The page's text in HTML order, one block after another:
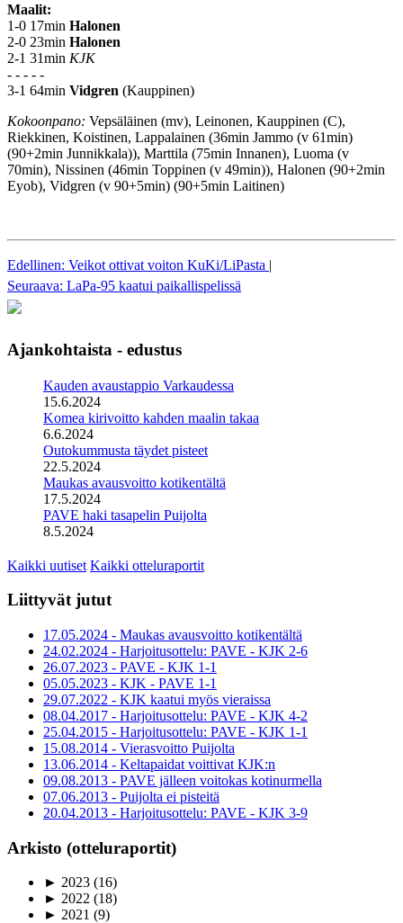
Maalit:
1-0 17min Halonen
2-0 23min Halonen
2-1 31min KJK
- - - - -
3-1 64min Vidgren (Kauppinen)
Kokoonpano: Vepsäläinen (mv), Leinonen, Kauppinen (C),
Riekkinen, Koistinen, Lappalainen (36min Jammo (v 61min)
(90+2min Junnikkala)), Marttila (75min Innanen), Luoma (v
70min), Nissinen (46min Toppinen (v 49min)), Halonen (90+2min
Eyob), Vidgren (v 90+5min) (90+5min Laitinen)
Edellinen: Veikot ottivat voiton KuKi/LiPasta |
Seuraava: LaPa-95 kaatui paikallispelissä
Ajankohtaista - edustus
Kauden avaustappio Varkaudessa
15.6.2024
Komea kirivoitto kahden maalin takaa
6.6.2024
Outokummusta täydet pisteet
22.5.2024
Maukas avausvoitto kotikentältä
17.5.2024
PAVE haki tasapelin Puijolta
8.5.2024
Kaikki uutiset Kaikki otteluraportit
Liittyvät jutut
17.05.2024 - Maukas avausvoitto kotikentältä
24.02.2024 - Harjoitusottelu: PAVE - KJK 2-6
26.07.2023 - PAVE - KJK 1-1
05.05.2023 - KJK - PAVE 1-1
29.07.2022 - KJK kaatui myös vieraissa
08.04.2017 - Harjoitusottelu: PAVE - KJK 4-2
25.04.2015 - Harjoitusottelu: PAVE - KJK 1-1
15.08.2014 - Vierasvoitto Puijolta
13.06.2014 - Keltapaidat voittivat KJK:n
09.08.2013 - PAVE jälleen voitokas kotinurmella
07.06.2013 - Puijolta ei pisteitä
20.04.2013 - Harjoitusottelu: PAVE - KJK 3-9
Arkisto (otteluraportit)
► 2023 (16)
► 2022 (18)
► 2021 (9)